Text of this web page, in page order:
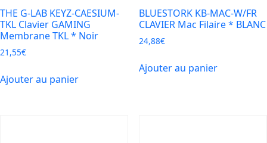
THE G-LAB KEYZ-CAESIUM-
TKL Clavier GAMING
Membrane TKL * Noir
21,55€
Ajouter au panier
BLUESTORK KB-MAC-W/FR
CLAVIER Mac Filaire * BLANC
24,88€
Ajouter au panier